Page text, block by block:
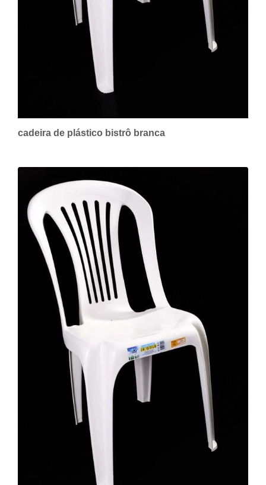
cadeira de plástico bistrô branca